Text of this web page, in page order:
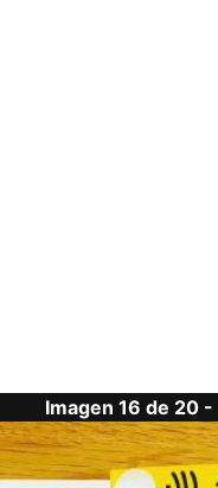
Imagen 16 de 20 -